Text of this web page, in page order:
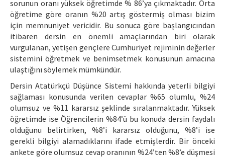
sorunun oranı yüksek öğretimde % 86’ya çıkmaktadır. Orta
öğretime göre oranın %20 artış göstermiş olması bizim
için memnuniyet vericidir. Bu sonuca göre başlangıcından
itibaren dersin en önemli amaçlarından biri olarak
vurgulanan, yetişen gençlere Cumhuriyet rejiminin değerler
sistemini öğretmek ve benimsetmek konusunun amacına
ulaştığını söylemek mümkündür.
Dersin Atatürkçü Düşünce Sistemi hakkında yeterli bilgiyi
sağlaması konusunda verilen cevaplar %65 olumlu, %24
olumsuz ve %11 kararsız şeklinde sıralanmaktadır. Yüksek
öğretimde ise Öğrencilerin %84’ü bu konuda dersin faydalı
olduğunu belirtirken, %8’i kararsız olduğunu, %8’i ise
gerekli bilgiyi alamadıklarını ifade etmişlerdir. Bir önceki
ankete göre olumsuz cevap oranının %24’ten %8’e düşmesi